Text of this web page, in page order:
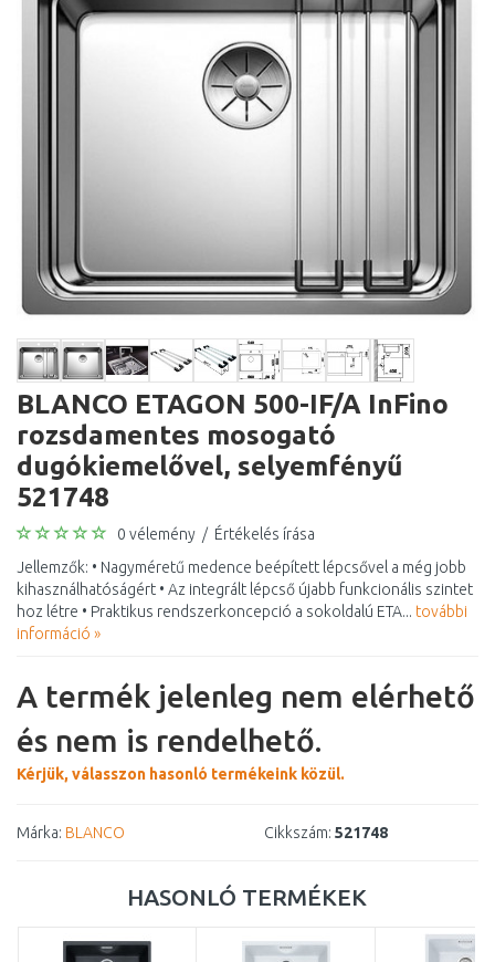
BLANCO ETAGON 500-IF/A InFino
rozsdamentes mosogató
dugókiemelővel, selyemfényű
521748
0 vélemény / Értékelés írása
Jellemzők: • Nagyméretű medence beépített lépcsővel a még jobb
kihasználhatóságért • Az integrált lépcső újabb funkcionális szintet
hoz létre • Praktikus rendszerkoncepció a sokoldalú ETA... további
információ »
A termék jelenleg nem elérhető
és nem is rendelhető.
Kérjük, válasszon hasonló termékeink közül.
Márka: BLANCO Cikkszám: 521748
HASONLÓ TERMÉKEK